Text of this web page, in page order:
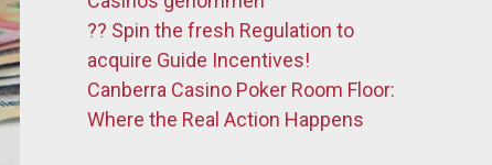
?? Spin the fresh Regulation to
acquire Guide Incentives!
Canberra Casino Poker Room Floor:
Where the Real Action Happens